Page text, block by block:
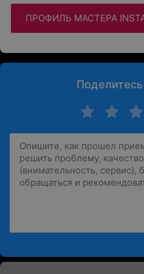
ПРОФИЛЬ МАСТЕРА